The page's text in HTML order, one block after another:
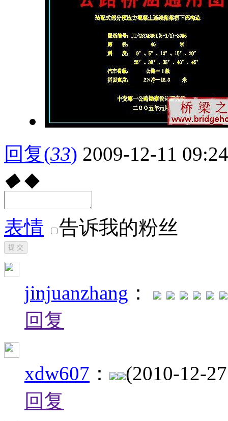
回复(33) 2009-12-11 09:24
◆ ◆
表情 告诉我的粉丝
提 交
jinjuanzhang ：
回复
xdw607 ：
(2010-12-
回复